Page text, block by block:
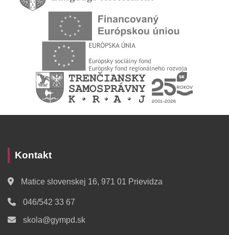
Kontakt
Matice slovenskej 16, 971 01 Prievidza
046/542 33 67
skola@gympd.sk